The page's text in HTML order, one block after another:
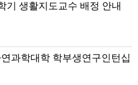
기 생활지도교수 배정 안내
과학대학 학부생연구인턴십